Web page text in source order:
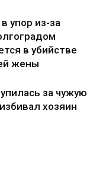
упор из-за
в убийстве
жены
за чужую
хозяин